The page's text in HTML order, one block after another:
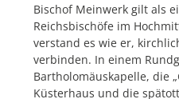
Bischof Meinwerk gilt als
Reichsbischöfe im
verstand es wie er,
verbinden. In einem
Bartholomäuskapelle, die
Küsterhaus und die